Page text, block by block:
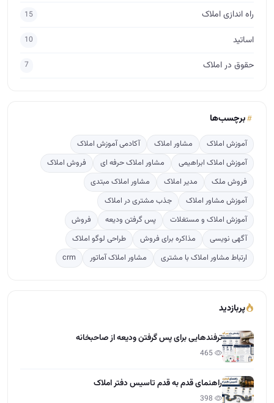
راه اندازی املاک 15
اساتید 10
حقوق در املاک 7
برچسب‌ها
آموزش املاک مشاور املاک
آکادمی آموزش املاک
آموزش املاک ابراهیمی
مشاور املاک حرفه ای
فروش املاک
فروش ملک
مدیر املاک
مشاور املاک مبتدی
آموزش مشاور املاک
جذب مشتری در املاک
آموزش املاک و مستغلات
پس گرفتن ودیعه
فروش
آگهی نویسی
مذاکره برای فروش
طراحی لوگو املاک
ارتباط مشاور املاک با مشتری
مشاور املاک آماتور crm
پربازدید
ترفندهایی برای پس گرفتن ودیعه از صاحبخانه
راهنمای قدم به قدم تاسیس دفتر املاک